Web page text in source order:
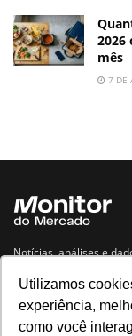
Utilizamos
experiência,
como você
2026
mês
7 DE
Notícias, análises e
Navegue no site
Últimas notícias